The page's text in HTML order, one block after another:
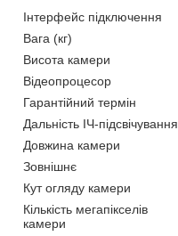
Інтерфейс підключення
Вага (кг)
Висота камери
Відеопроцесор
Гарантійний термін
Дальність ІЧ-підсвічування
Довжина камери
Зовнішнє
Кут огляду камери
Кількість мегапікселів
камери